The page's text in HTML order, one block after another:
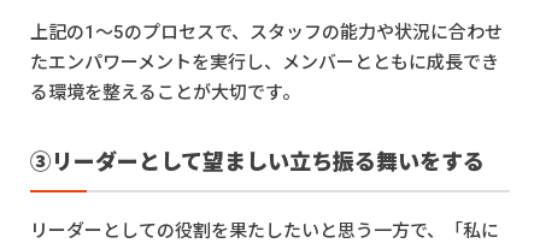
上記の1〜5のプロセスで、スタッフの能力や状況に合わせ
たエンパワーメントを実行し、メンバーとともに成長でき
る環境を整えることが大切です。
③リーダーとして望ましい立ち振る舞いをする
リーダーとしての役割を果たしたいと思う一方で、「私に